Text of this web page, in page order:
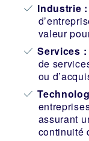
Industrie :
valeur
Services :
de
ou
assurant
continuité